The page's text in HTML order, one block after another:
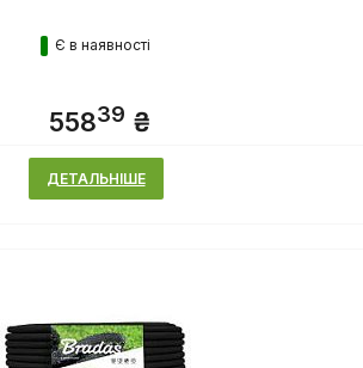
Є в наявності
55839 ₴
ДЕТАЛЬНІШЕ